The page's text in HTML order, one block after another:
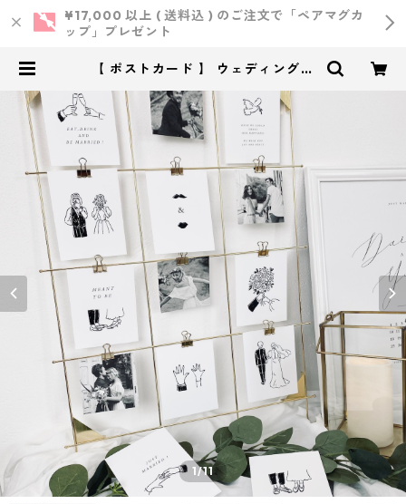
¥17,000 以上 ( 送料込 ) のご注文で「ペアマグカ
ップ」プレゼント
【 ポストカード 】 ウェディングイ
スペース | 小西製作所 ｜ ウェディ
ング・結婚式・オリジナルアイテム
1/11